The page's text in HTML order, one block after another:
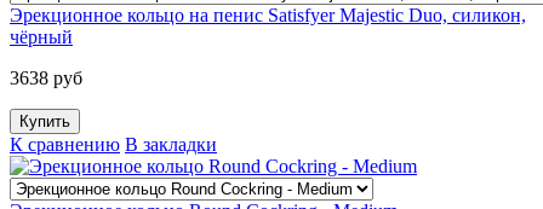
Эрекционное кольцо на пенис Satisfyer Majestic Duo, силикон,
чёрный
3638 руб
К сравнению В закладки